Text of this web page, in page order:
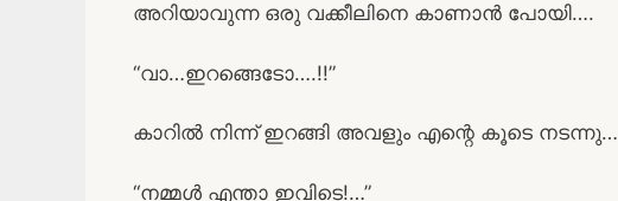
അറിയാവുന്ന ഒരു വക്കീലിനെ കാണാൻ പോയി….
“വാ…ഇറങ്ങെടോ….!!”
കാറിൽ നിന്ന് ഇറങ്ങി അവളും എന്റെ കൂടെ നടന്നു…
“നമ്മൾ എന്താ ഇവിടെ!…”